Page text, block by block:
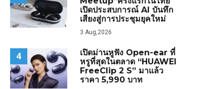
เปิดประสบการณ์ AI บันทึก
เสียงสู่การประชุมยุคใหม่
3 Aug,2026
4
เปิดม่านหูฟัง Open-ear ที่
หรูที่สุดในตลาด “HUAWEI
FreeClip 2 S” มาแล้ว
ราคา 5,990 บาท